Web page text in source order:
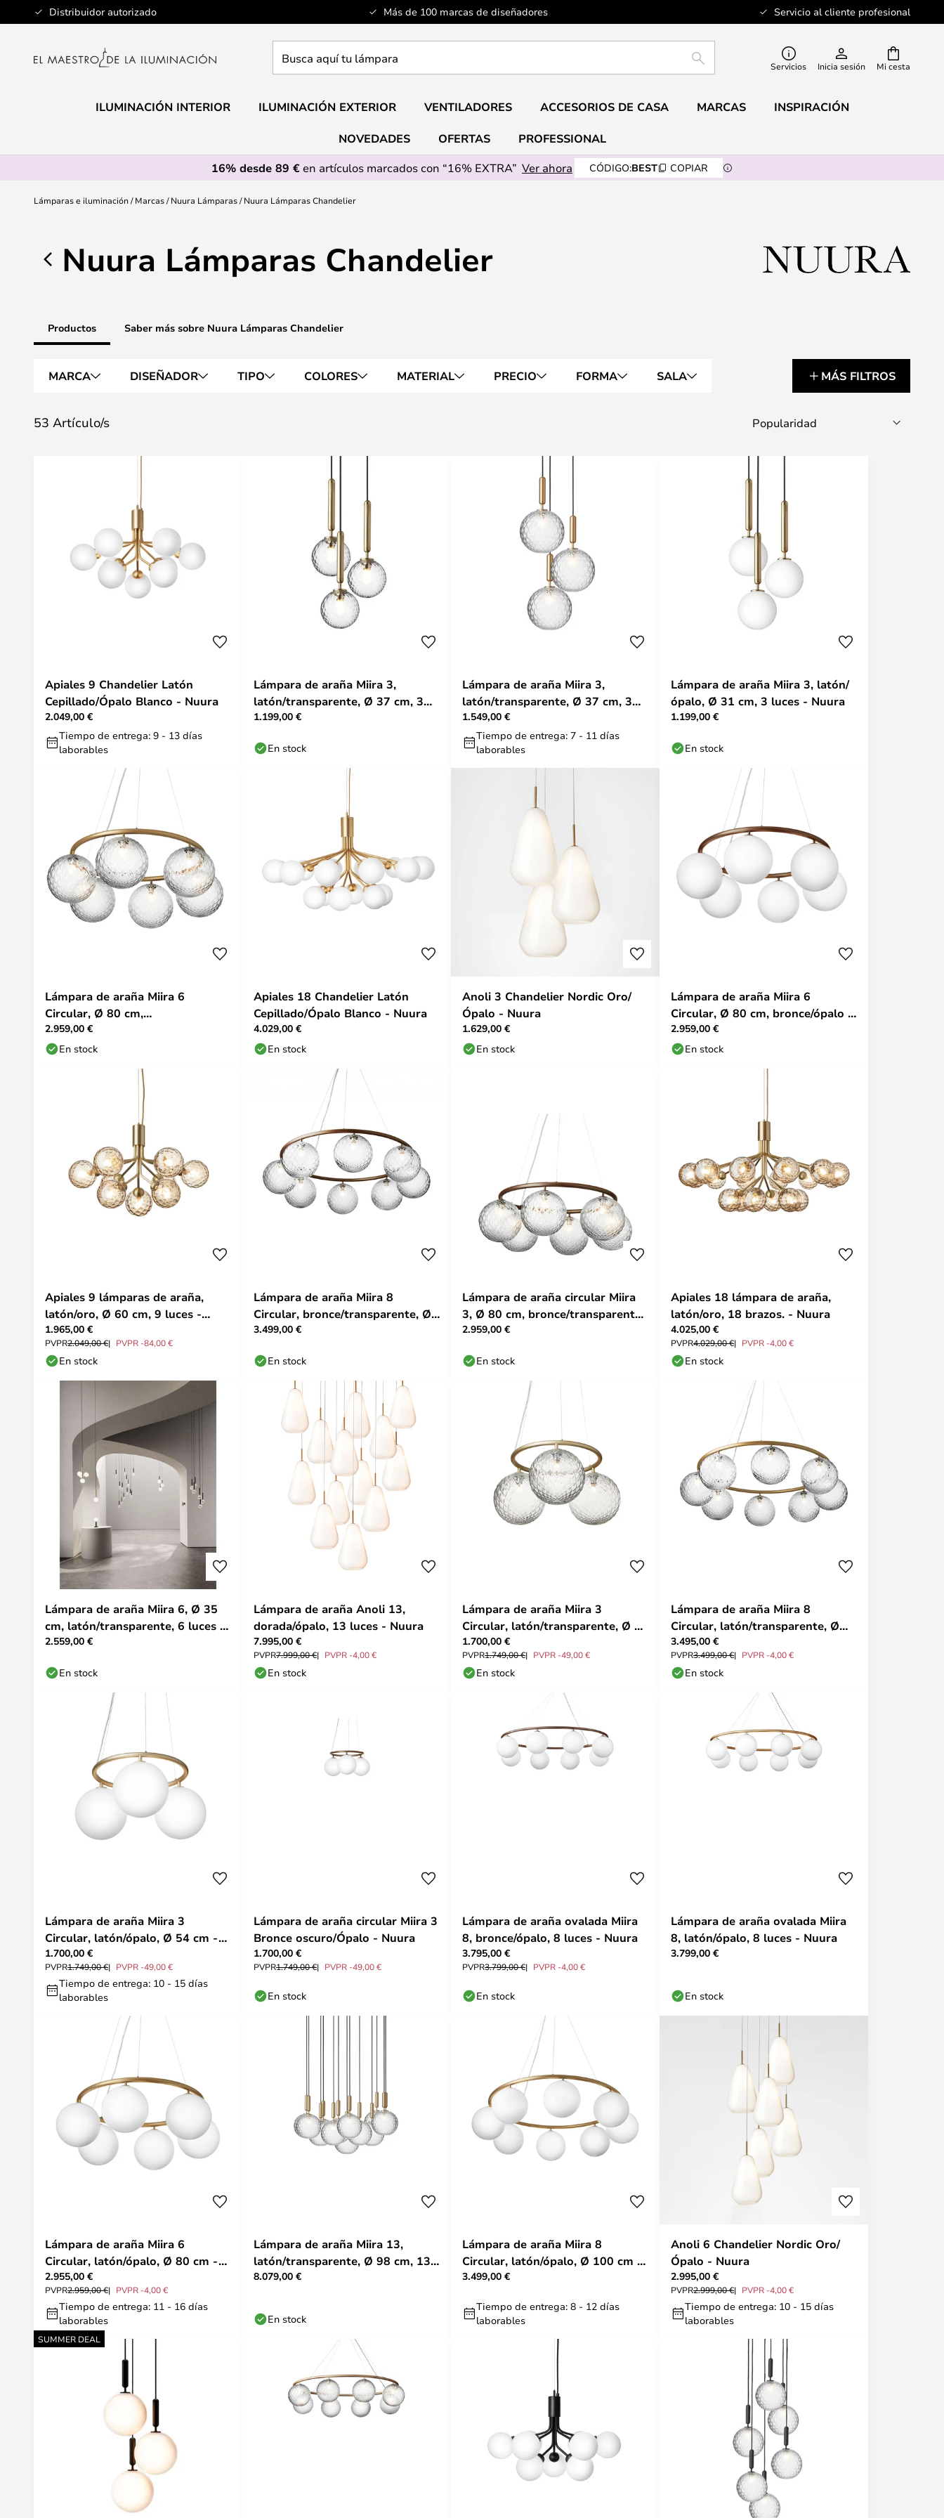
Distribuidor autorizado Más de 100 marcas de diseñadores Servicio al cliente profesional
Ir
al
Mi cesta
aquí
lámpara
BUSCAR Servicios Inicia sesión
ILUMINACIÓN INTERIOR ILUMINACIÓN EXTERIOR VENTILADORES ACCESORIOS DE CASA MARCAS INSPIRACIÓN
NOVEDADES OFERTAS
PROFESSIONAL
16% desde 89 €en artículos marcados con “16% EXTRA” Ver ahora CÓDIGO:BEST COPIAR
Lámparas e iluminación Marcas Nuura Lámparas Nuura Lámparas Chandelier
Nuura Lámparas Chandelier
Productos Saber más sobre Nuura Lámparas Chandelier
MARCA DISEÑADOR TIPO COLORES MATERIAL PRECIO FORMA SALA MÁS FILTROS
53 Artículo/s
Apiales 9 Chandelier Latón
Cepillado/Ópalo Blanco - Nuura
2.049,00 €
Tiempo de entrega: 9 - 13 días
laborables
Lámpara de araña Miira 3,
latón/transparente, Ø 37 cm, 3
luces - Nuura
1.199,00 €
En stock
Lámpara de araña Miira 3,
latón/transparente, Ø 37 cm, 3
luces - Nuura
1.549,00 €
Tiempo de entrega: 7 - 11 días
laborables
Lámpara de araña Miira 3, latón/
ópalo, Ø 31 cm, 3 luces - Nuura
1.199,00 €
En stock
Lámpara de araña Miira 6
Circular, Ø 80 cm,
latón/transparente - Nuura
2.959,00 €
En stock
Apiales 18 Chandelier Latón
Cepillado/Ópalo Blanco - Nuura
4.029,00 €
En stock
Anoli 3 Chandelier Nordic Oro/
Ópalo - Nuura
1.629,00 €
En stock
Lámpara de araña Miira 6
Circular, Ø 80 cm, bronce/ópalo -
Nuura
2.959,00 €
En stock
Apiales 9 lámparas de araña,
latón/oro, Ø 60 cm, 9 luces -
Nuura
1.965,00 €
PVPR2.049,00 € PVPR -84,00 €
En stock
Lámpara de araña Miira 8
Circular, bronce/transparente, Ø
100 cm - Nuura
3.499,00 €
En stock
Lámpara de araña circular Miira
3, Ø 80 cm, bronce/transparente
- Nuura
2.959,00 €
En stock
Apiales 18 lámpara de araña,
latón/oro, 18 brazos. - Nuura
4.025,00 €
PVPR4.029,00 € PVPR -4,00 €
En stock
Lámpara de araña Miira 6, Ø 35
cm, latón/transparente, 6 luces -
Nuura
2.559,00 €
En stock
Lámpara de araña Anoli 13,
dorada/ópalo, 13 luces - Nuura
7.995,00 €
PVPR7.999,00 € PVPR -4,00 €
En stock
Lámpara de araña Miira 3
Circular, latón/transparente, Ø 54
cm - Nuura
1.700,00 €
PVPR1.749,00 € PVPR -49,00 €
En stock
Lámpara de araña Miira 8
Circular, latón/transparente, Ø
100 cm - Nuura
3.495,00 €
PVPR3.499,00 € PVPR -4,00 €
En stock
Lámpara de araña Miira 3
Circular, latón/ópalo, Ø 54 cm -
Nuura
1.700,00 €
PVPR1.749,00 € PVPR -49,00 €
Tiempo de entrega: 10 - 15 días
laborables
Lámpara de araña circular Miira 3
Bronce oscuro/Ópalo - Nuura
1.700,00 €
PVPR1.749,00 € PVPR -49,00 €
En stock
Lámpara de araña ovalada Miira
8, bronce/ópalo, 8 luces - Nuura
3.795,00 €
PVPR3.799,00 € PVPR -4,00 €
En stock
Lámpara de araña ovalada Miira
8, latón/ópalo, 8 luces - Nuura
3.799,00 €
En stock
Lámpara de araña Miira 6
Circular, latón/ópalo, Ø 80 cm -
Nuura
2.955,00 €
PVPR2.959,00 € PVPR -4,00 €
Tiempo de entrega: 11 - 16 días
laborables
Lámpara de araña Miira 13,
latón/transparente, Ø 98 cm, 13
brazos - Nuura
8.079,00 €
En stock
Lámpara de araña Miira 8
Circular, latón/ópalo, Ø 100 cm -
Nuura
3.499,00 €
Tiempo de entrega: 8 - 12 días
laborables
Anoli 6 Chandelier Nordic Oro/
Ópalo - Nuura
2.995,00 €
PVPR2.999,00 € PVPR -4,00 €
Tiempo de entrega: 10 - 15 días
laborables
SUMMER DEAL